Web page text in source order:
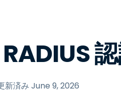
LDAP Bridge
ADからクラウド
新済み June 9, 2026